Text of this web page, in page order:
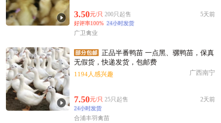
3.50元/只 200只起售 5天前
好评率100% 24小时发货
广卫禽业
正品半番鸭苗 一点黑、骡鸭苗，保真
无假货，快递发货，包邮费
1194人感兴趣
广西南宁
7.50元/只 25只起售 2天前
24小时发货
合浦丰羽禽苗